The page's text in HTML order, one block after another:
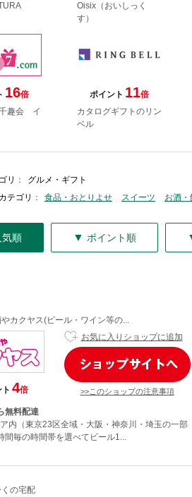
Oisix（おいしっく
す）
16倍
趣会 イ
ポイント 11倍
カタログギフトのリン
ベル
リ ：
グルメ・ギフト
テゴリ ： 食品・おとりよせ スイーツ お酒・
気順 ▼ ポイント順
カクヤス(ビール・ワイン等の...
4倍
お気に入りショップに追加
>>このショップの注意事項
無料配達
内（東京23区全域・大阪・神奈川・埼玉の一部
間毎の時間帯を選べてビール1...
の宅配